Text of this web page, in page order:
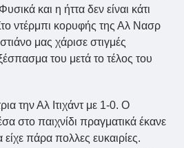
και η ήττα δεν είναι κάτι
ντέρμπι κορυφής της Αλ Νασρ
μας χάρισε στιγμές
του μετά το τέλος του
την Αλ Ιτιχάντ με 1-0. Ο
στο παιχνίδι πραγματικά έκανε
πάρα πολλες ευκαιρίες.